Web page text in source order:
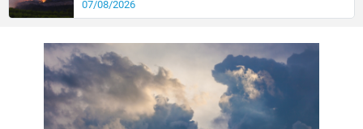
07/08/2026